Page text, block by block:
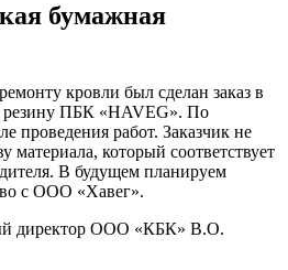
бумажная
кровли был сделан заказ в
ПБК «HAVEG». По
проведения работ. Заказчик не
материала, который соответствует
В будущем планируем
с ООО «Хавег».
директор ООО «КБК» В.О.